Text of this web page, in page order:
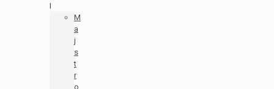
I
M
a
j
s
t
r
o